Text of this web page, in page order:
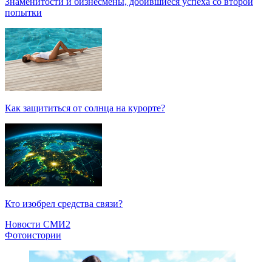
попытки
Как защититься от солнца на курорте?
Кто изобрел средства связи?
Новости СМИ2
Фотоистории